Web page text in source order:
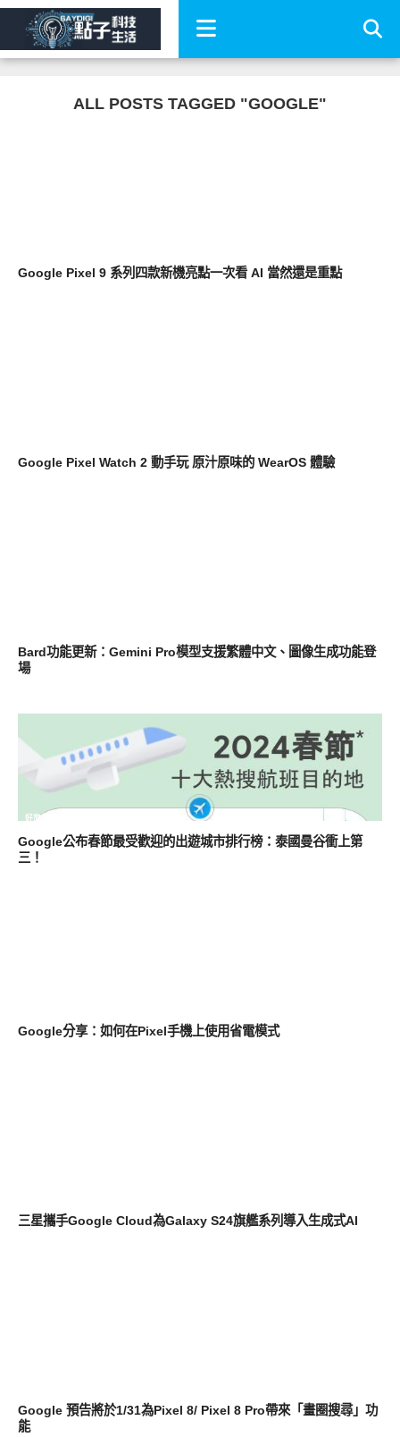
ALL POSTS TAGGED "GOOGLE"
Google Pixel 9 系列四款新機亮點一次看 AI 當然還是重點
Google Pixel Watch 2 動手玩 原汁原味的 WearOS 體驗
Bard功能更新：Gemini Pro模型支援繁體中文、圖像生成功能登
場
好旅行
Google公布春節最受歡迎的出遊城市排行榜：泰國曼谷衝上第
三！
Google分享：如何在Pixel手機上使用省電模式
三星攜手Google Cloud為Galaxy S24旗艦系列導入生成式AI
Google 預告將於1/31為Pixel 8/ Pixel 8 Pro帶來「畫圈搜尋」功
能